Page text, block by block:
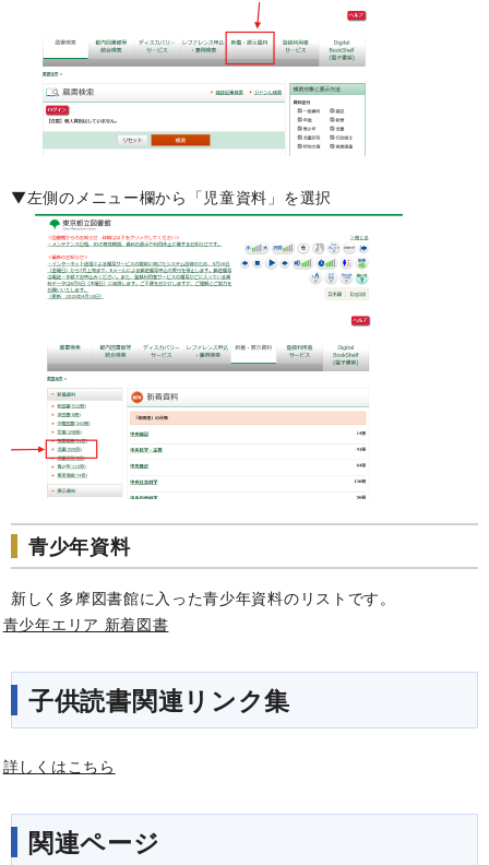
▼左側のメニュー欄から「児童資料」を選択
青少年資料
新しく多摩図書館に入った青少年資料のリストです。
青少年エリア 新着図書
子供読書関連リンク集
詳しくはこちら
関連ページ